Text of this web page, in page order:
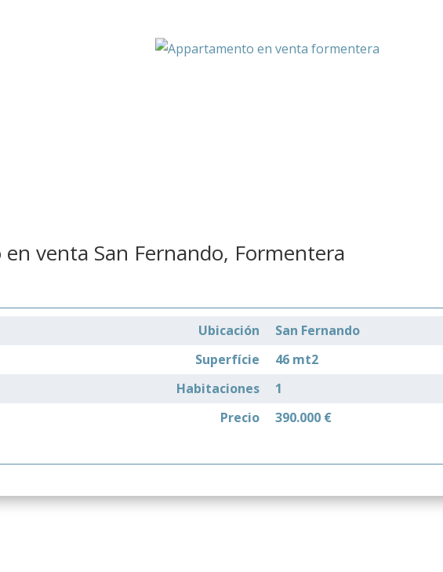
venta San Fernando, Formentera
Ubicación
San Fernando
Superfície
46 mt2
Habitaciones
1
Precio
390.000 €